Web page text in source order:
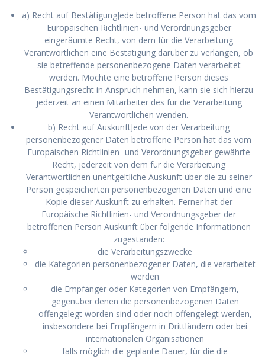
a) Recht auf BestätigungJede betroffene Person hat das vom
Europäischen Richtlinien- und Verordnungsgeber
eingeräumte Recht, von dem für die Verarbeitung
Verantwortlichen eine Bestätigung darüber zu verlangen, ob
sie betreffende personenbezogene Daten verarbeitet
werden. Möchte eine betroffene Person dieses
Bestätigungsrecht in Anspruch nehmen, kann sie sich hierzu
jederzeit an einen Mitarbeiter des für die Verarbeitung
Verantwortlichen wenden.
b) Recht auf AuskunftJede von der Verarbeitung
personenbezogener Daten betroffene Person hat das vom
Europäischen Richtlinien- und Verordnungsgeber gewährte
Recht, jederzeit von dem für die Verarbeitung
Verantwortlichen unentgeltliche Auskunft über die zu seiner
Person gespeicherten personenbezogenen Daten und eine
Kopie dieser Auskunft zu erhalten. Ferner hat der
Europäische Richtlinien- und Verordnungsgeber der
betroffenen Person Auskunft über folgende Informationen
zugestanden:
die Verarbeitungszwecke
die Kategorien personenbezogener Daten, die verarbeitet
werden
die Empfänger oder Kategorien von Empfängern,
gegenüber denen die personenbezogenen Daten
offengelegt worden sind oder noch offengelegt werden,
insbesondere bei Empfängern in Drittländern oder bei
internationalen Organisationen
falls möglich die geplante Dauer, für die die